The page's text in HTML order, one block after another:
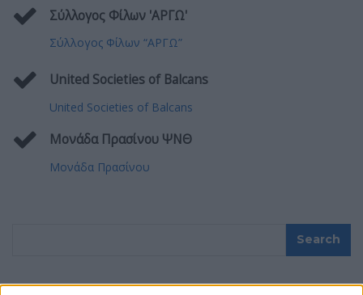
Σύλλογος Φίλων 'ΑΡΓΩ'
Σύλλογος Φίλων “ΑΡΓΩ”
United Societies of Balcans
United Societies of Balcans
Μονάδα Πρασίνου ΨΝΘ
Μονάδα Πρασίνου